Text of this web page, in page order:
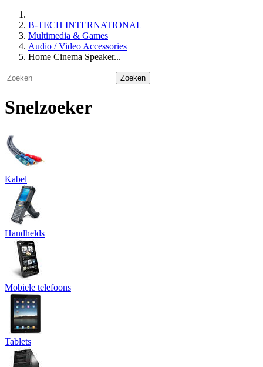
B-TECH INTERNATIONAL
Multimedia & Games
Audio / Video Accessories
Home Cinema Speaker...
Zoeken
Snelzoeker
Kabel
Handhelds
Mobiele telefoons
Tablets